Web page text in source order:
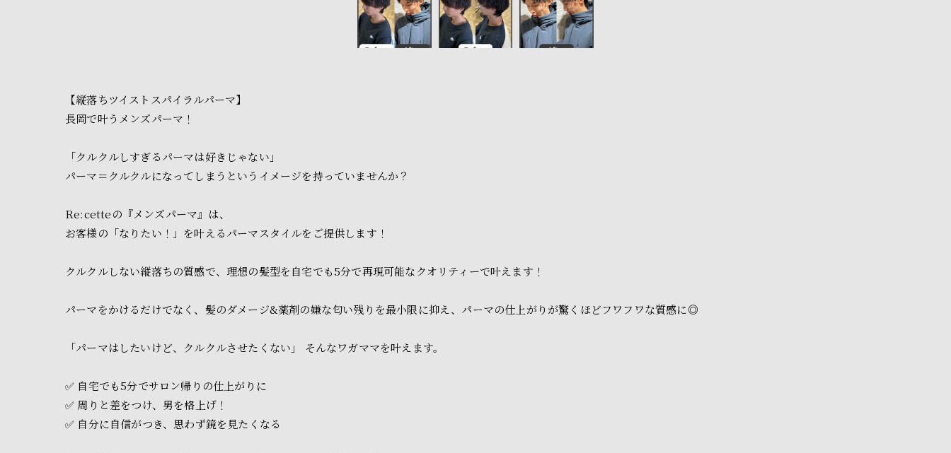
【縦落ちツイストスパイラルパーマ】
長岡で叶うメンズパーマ！
「クルクルしすぎるパーマは好きじゃない」
パーマ＝クルクルになってしまうというイメージを持っていませんか？
Re:cetteの『メンズパーマ』は、
お客様の「なりたい！」を叶えるパーマスタイルをご提供します！
クルクルしない縦落ちの質感で、理想の髪型を自宅でも5分で再現可能なクオリティーで叶えます！
パーマをかけるだけでなく、髪のダメージ&薬剤の嫌な匂い残りを最小限に抑え、パーマの仕上がりが驚くほどフワフワな質感に◎
「パーマはしたいけど、クルクルさせたくない」 そんなワガママを叶えます。
✅ 自宅でも5分でサロン帰りの仕上がりに
✅ 周りと差をつけ、男を格上げ！
✅ 自分に自信がつき、思わず鏡を見たくなる
ご予約はこちら
ご予約はこちら